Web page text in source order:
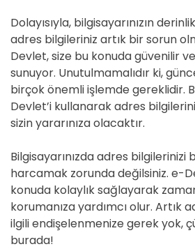
Dolayısıyla, bilgisayarınızın
adres bilgileriniz artık bir sorun
Devlet, size bu konuda güvenilir
sunuyor. Unutulmamalıdır ki,
birçok önemli işlemde gereklidir.
Devlet’i kullanarak adres
sizin yararınıza olacaktır.
Bilgisayarınızda adres
harcamak zorunda değilsiniz. e-
konuda kolaylık sağlayarak
korumanıza yardımcı olur. Artık
ilgili endişelenmenize gerek yok,
burada!